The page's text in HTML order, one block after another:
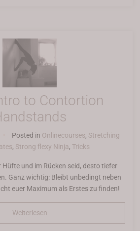
to Contortion
Posted in Onlinecourses, Stretching
, Strong flexy Ninja, Tricks
und im Rücken seid, desto tiefer
Ganz wichtig: Bleibt unbedingt neben
euer Maximum als Erstes zu finden!
Weiterlesen